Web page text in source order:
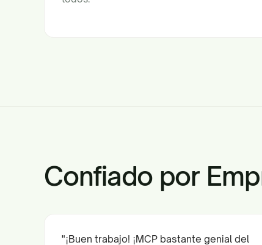
Confiado por
"¡Buen trabajo! ¡MCP bastante genial del